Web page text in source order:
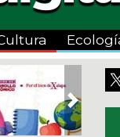
Next